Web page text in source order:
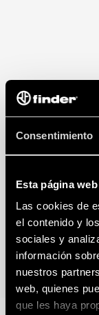
Consentimiento
Esta página
Las cookies de
el contenido y
sociales y
información
nuestros
web, quienes
que les haya